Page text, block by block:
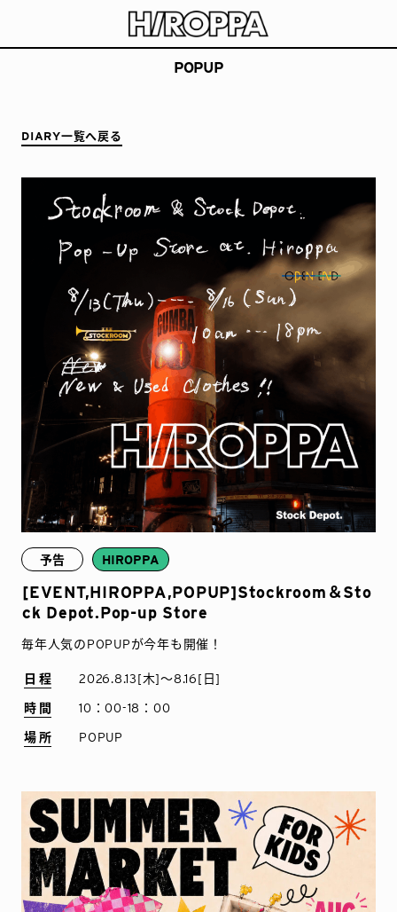
POPUP
DIARY一覧へ戻る
予告 HIROPPA
[EVENT,HIROPPA,POPUP]Stockroom＆Sto
ck Depot.Pop-up Store
毎年人気のPOPUPが今年も開催！
日程 2026.8.13[木]〜8.16[日]
時間 10：00-18：00
場所 POPUP